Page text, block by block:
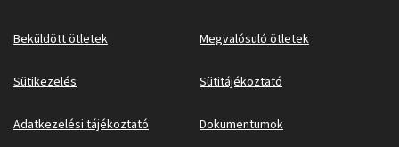
Beküldött ötletek Megvalósuló ötletek
Sütikezelés Sütitájékoztató
Adatkezelési tájékoztató Dokumentumok